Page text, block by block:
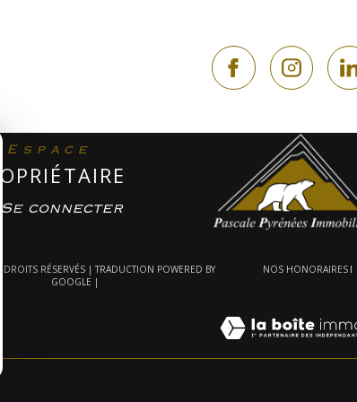
Espace
Se connecter
RÉSERVÉS | TRADUCTION POWERED BY
GOOGLE |
NOS HONORAIRES